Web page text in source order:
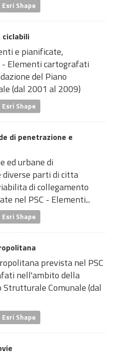
Esri Shape
ciclabili
e pianificate,
- Elementi cartografati
del Piano
(dal 2001 al 2009)
Esri Shape
di penetrazione e
ed urbane di
parti di citta
di collegamento
nel PSC - Elementi...
Esri Shape
prevista nel PSC
nell'ambito della
Strutturale Comunale (dal
Esri Shape